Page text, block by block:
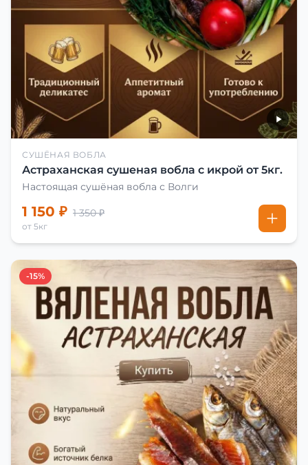
СУШЁНАЯ ВОБЛА
Астраханская сушеная вобла с икрой от 5кг.
Настоящая сушёная вобла с Волги
1 150 ₽ 1 350 ₽
от 5кг
-15%